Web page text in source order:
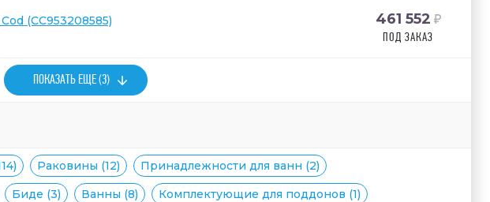
(CC953208585) 461 552
ПОД ЗАКАЗ
ПОКАЗАТЬ ЕЩЕ (3)
Раковины (12)
Принадлежности для ванн (2)
Биде (3) Ванны (8)
Комплектующие для поддонов (1)